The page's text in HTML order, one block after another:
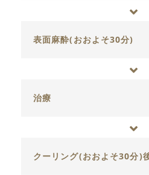
表面麻酔(おおよそ30分)
治療
クーリング(おおよそ30分)